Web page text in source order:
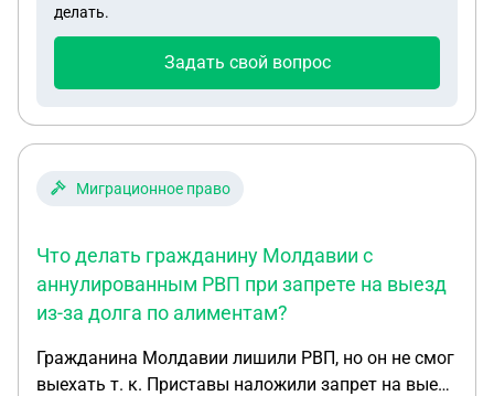
делать.
Задать свой вопрос
Миграционное право
Что делать гражданину Молдавии с
аннулированным РВП при запрете на выезд
из-за долга по алиментам?
Гражданина Молдавии лишили РВП, но он не смог
выехать т. к. Приставы наложили запрет на выезд